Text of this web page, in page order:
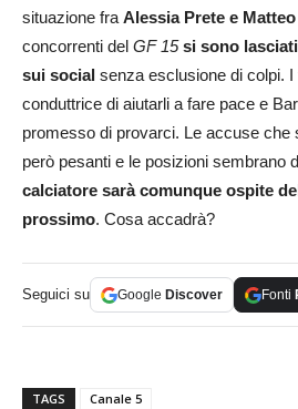
situazione fraAlessia Prete e
concorrenti del GF 15 si sono lasciati
sui social senza esclusione di colpi.
conduttrice di aiutarli a fare pace e
promesso di provarci. Le accuse che
però pesanti e le posizioni sembrano
calciatore sarà comunque ospite
prossimo. Cosa accadrà?
Seguici su Google Discover Fonti
TAGS Canale 5